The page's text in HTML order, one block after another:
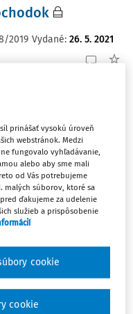
2019 Vydané: 26. 5. 2021
za
50/2020
skončenia
a i.
2020
prinášať vysokú úroveň
webstránok. Medzi
fungovalo vyhľadávanie,
alebo aby sme mali
od Vás potrebujeme
malých súborov, ktoré sa
ďakujeme za udelenie
služieb a prispôsobenie
cookie
cookie